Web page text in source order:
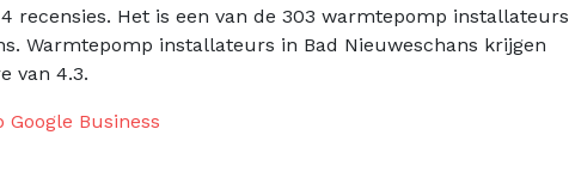
recensies. Het is een van de 303 warmtepomp installateurs
Warmtepomp installateurs in Bad Nieuweschans krijgen
van 4.3.
Business